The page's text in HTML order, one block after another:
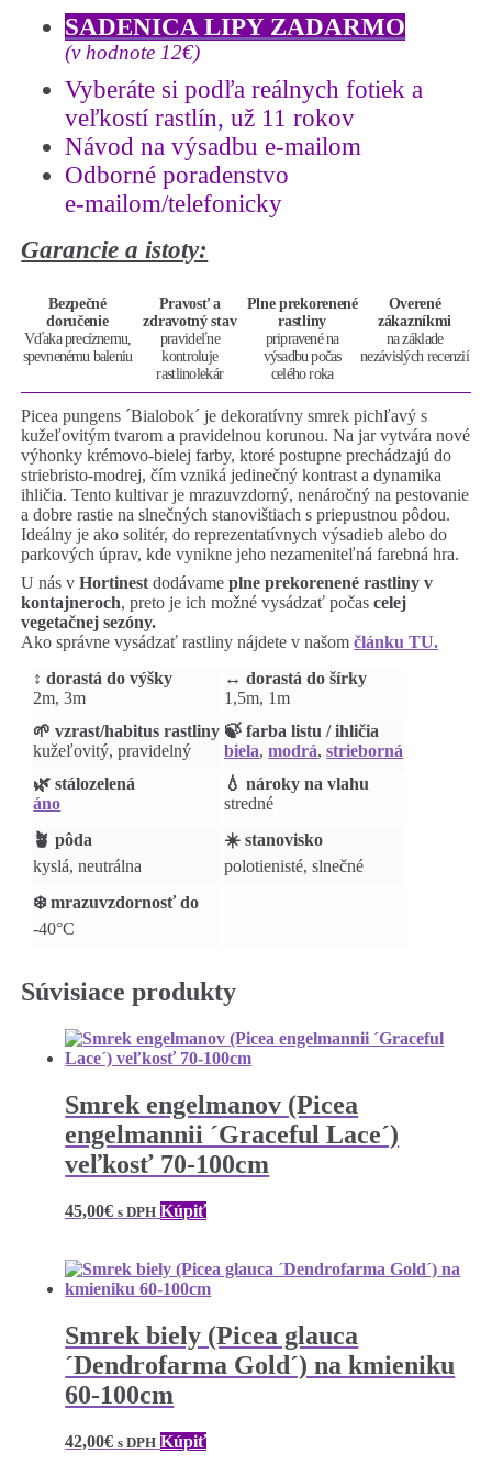
veľkosť
70cm
SADENICA LIPY ZADARMO
(v hodnote 12€)
Vyberáte si podľa reálnych fotiek a
veľkostí rastlín, už 11 rokov
Návod na výsadbu e-mailom
Odborné poradenstvo
e-mailom/telefonicky
Garancie a istoty:
Bezpečné
doručenie
Vďaka precíznemu,
spevnenému baleniu
Pravosť a
zdravotný stav
pravideľne
kontroluje
rastlinolekár
Plne prekorenené
rastliny
pripravené na
výsadbu počas
celého roka
Overené
zákazníkmi
na základe
nezávislých recenzií
Picea pungens ´Bialobok´ je dekoratívny smrek pichľavý s
kužeľovitým tvarom a pravidelnou korunou. Na jar vytvára nové
výhonky krémovo-bielej farby, ktoré postupne prechádzajú do
striebristo-modrej, čím vzniká jedinečný kontrast a dynamika
ihličia. Tento kultivar je mrazuvzdorný, nenáročný na pestovanie
a dobre rastie na slnečných stanovištiach s priepustnou pôdou.
Ideálny je ako solitér, do reprezentatívnych výsadieb alebo do
parkových úprav, kde vynikne jeho nezameniteľná farebná hra.
U nás vHortinest dodávameplne prekorenené rastliny v
kontajneroch, preto je ich možné vysádzať počascelej
vegetačnej sezóny.
Ako správne vysádzať rastliny nájdete v našomčlánku TU.
↕️ dorastá do výšky
2m, 3m
↔️ dorastá do šírky
1,5m, 1m
🌱 vzrast/habitus rastliny
kužeľovitý, pravidelný
🍃 farba listu / ihličia
biela,modrá,strieborná
🌿 stálozelená
áno
💧 nároky na vlahu
stredné
🪴 pôda
kyslá, neutrálna
☀️ stanovisko
polotienisté, slnečné
❄️ mrazuvzdornosť do
-40°C
Súvisiace produkty
Smrek engelmanov (Picea
engelmannii ´Graceful Lace´)
veľkosť 70-100cm
45,00€ s DPH Kúpiť
Smrek biely (Picea glauca
´Dendrofarma Gold´) na kmieniku
60-100cm
42,00€ s DPH Kúpiť